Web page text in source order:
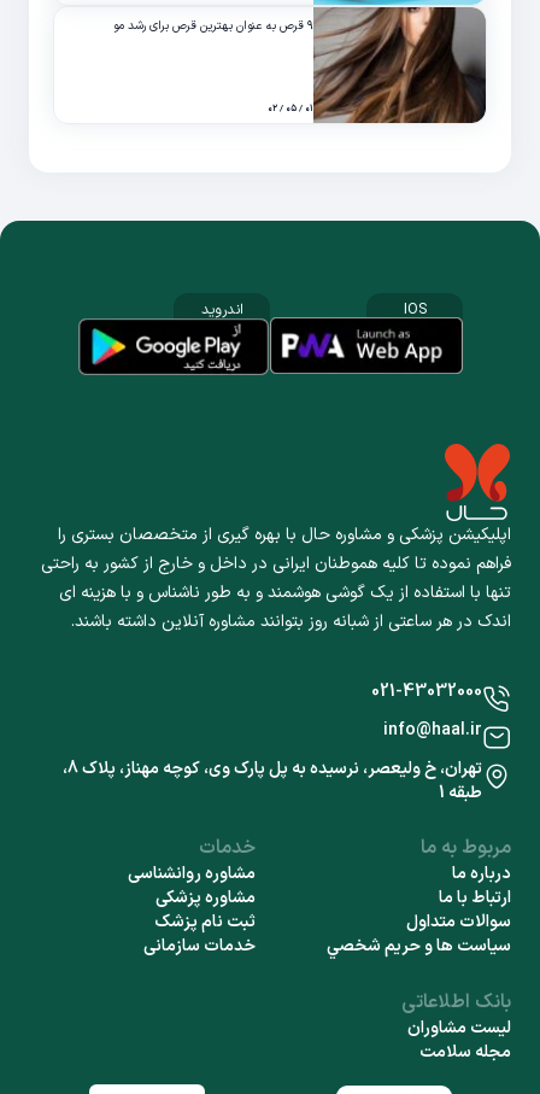
۹ قرص به عنوان بهترین قرص برای رشد مو
۰۱ / ۰۵ / ۰۲
اپلیکیشن پزشکی و مشاوره حال با بهره گیری از متخصصان بستری را
فراهم نموده تا کلیه هموطنان ایرانی در داخل و خارج از کشور به راحتی
تنها با استفاده از یک گوشی هوشمند و به طور ناشناس و با هزینه ای
اندک در هر ساعتی از شبانه روز بتوانند مشاوره آنلاین داشته باشند.
IOS اندروید
مربوط به ما
درباره ما
ارتباط با ما
سوالات متداول
سياست ها و حريم شخصي
خدمات
مشاوره روانشناسی
مشاوره پزشکی
ثبت نام پزشک
خدمات سازمانی
بانک اطلاعاتی
لیست مشاوران
مجله سلامت
021-43032000
info@haal.ir
تهران، خ ولیعصر، نرسیده به پل پارک وی، کوچه مهناز، پلاک 8،
طبقه 1